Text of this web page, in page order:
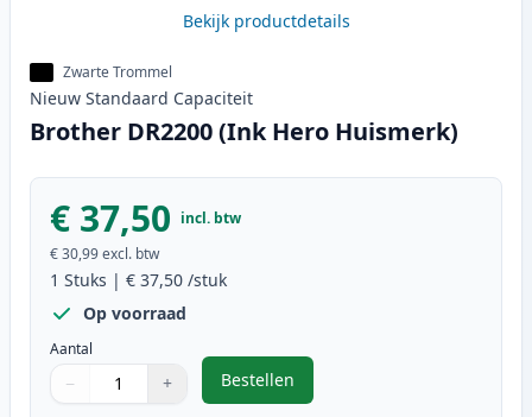
Bekijk productdetails
Zwarte Trommel
Nieuw Standaard Capaciteit
Brother DR2200 (Ink Hero Huismerk)
€ 37,50 incl. btw
€ 30,99excl. btw
1 Stuks | € 37,50 /stuk
Op voorraad
Aantal
Gebruik de knoppen om aan te passen
− +
1
Bestellen
,Brother DR2200 (Ink Hero